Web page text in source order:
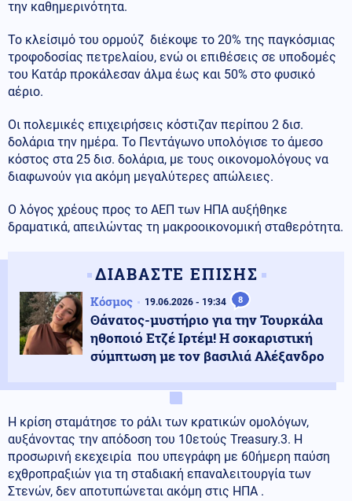
την καθημερινότητα.
Το κλείσιμό του ορμούζ διέκοψε το 20% της παγκόσμιας
τροφοδοσίας πετρελαίου, ενώ οι επιθέσεις σε υποδομές
του Κατάρ προκάλεσαν άλμα έως και 50% στο φυσικό
αέριο.
Οι πολεμικές επιχειρήσεις κόστιζαν περίπου 2 δισ.
δολάρια την ημέρα. Το Πεντάγωνο υπολόγισε το άμεσο
κόστος στα 25 δισ. δολάρια, με τους οικονομολόγους να
διαφωνούν για ακόμη μεγαλύτερες απώλειες.
Ο λόγος χρέους προς το ΑΕΠ των ΗΠΑ αυξήθηκε
δραματικά, απειλώντας τη μακροοικονομική σταθερότητα.
ΔΙΑΒΑΣΤΕ ΕΠΙΣΗΣ
Κόσμος 19.06.2026 - 19:34 8
Θάνατος-μυστήριο για την Τουρκάλα
ηθοποιό Ετζέ Ιρτέμ! Η σοκαριστική
σύμπτωση με τον βασιλιά Αλέξανδρο
Η κρίση σταμάτησε το ράλι των κρατικών ομολόγων,
αυξάνοντας την απόδοση του 10ετούς Treasury.3. Η
προσωρινή εκεχειρία που υπεγράφη με 60ήμερη παύση
εχθροπραξιών για τη σταδιακή επαναλειτουργία των
Στενών, δεν αποτυπώνεται ακόμη στις ΗΠΑ .